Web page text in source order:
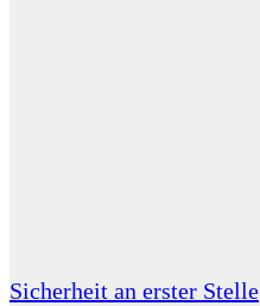
Sicherheit an erster Stelle